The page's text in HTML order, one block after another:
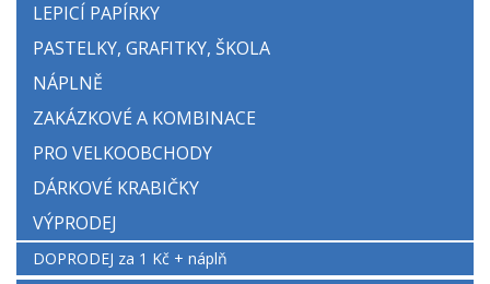
LEPICÍ PAPÍRKY
PASTELKY, GRAFITKY, ŠKOLA
NÁPLNĚ
ZAKÁZKOVÉ A KOMBINACE
PRO VELKOOBCHODY
DÁRKOVÉ KRABIČKY
VÝPRODEJ
DOPRODEJ za 1 Kč + náplň